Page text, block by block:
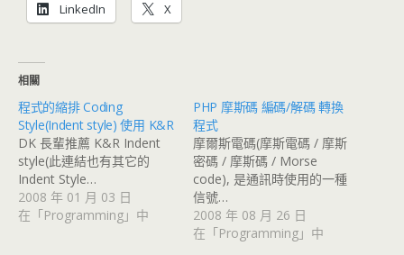
LinkedIn X
相關
程式的縮排 Coding
Style(Indent style) 使用 K&R
DK 長輩推薦 K&R Indent
style(此連結也有其它的
Indent Style…
2008 年 01 月 03 日
在「Programming」中
PHP 摩斯碼 編碼/解碼 轉換
程式
摩爾斯電碼(摩斯電碼 / 摩斯
密碼 / 摩斯碼 / Morse
code), 是通訊時使用的一種
信號…
2008 年 08 月 26 日
在「Programming」中